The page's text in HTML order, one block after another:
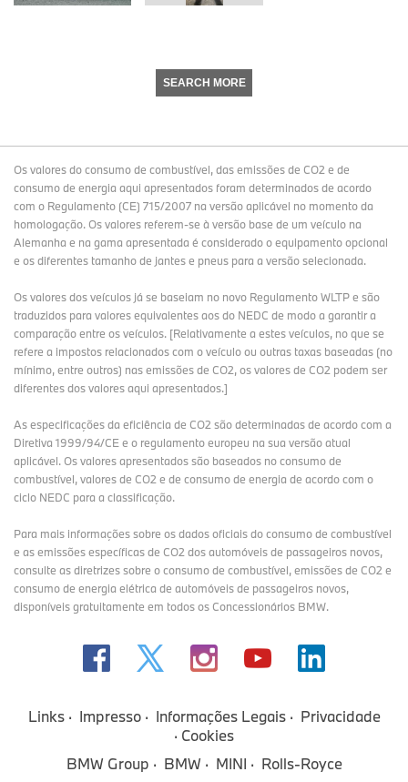
SEARCH MORE
Os valores do consumo de combustível, das emissões de CO2 e de
consumo de energia aqui apresentados foram determinados de acordo
com o Regulamento (CE) 715/2007 na versão aplicável no momento da
homologação. Os valores referem-se à versão base de um veículo na
Alemanha e na gama apresentada é considerado o equipamento opcional
e os diferentes tamanho de jantes e pneus para a versão selecionada.
Os valores dos veículos já se baseiam no novo Regulamento WLTP e são
traduzidos para valores equivalentes aos do NEDC de modo a garantir a
comparação entre os veículos. [Relativamente a estes veículos, no que se
refere a impostos relacionados com o veículo ou outras taxas baseadas (no
mínimo, entre outros) nas emissões de CO2, os valores de CO2 podem ser
diferentes dos valores aqui apresentados.]
As especificações da eficiência de CO2 são determinadas de acordo com a
Diretiva 1999/94/CE e o regulamento europeu na sua versão atual
aplicável. Os valores apresentados são baseados no consumo de
combustível, valores de CO2 e de consumo de energia de acordo com o
ciclo NEDC para a classificação.
Para mais informações sobre os dados oficiais do consumo de combustível
e as emissões específicas de CO2 dos automóveis de passageiros novos,
consulte as diretrizes sobre o consumo de combustível, emissões de CO2 e
consumo de energia elétrica de automóveis de passageiros novos,
disponíveis gratuitamente em todos os Concessionários BMW.
Links Impresso Informações Legais
Privacidade
Cookies
BMW Group
BMW MINI Rolls-Royce